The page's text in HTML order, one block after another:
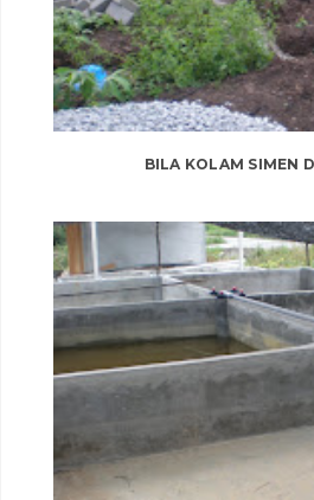
BILA KOLAM SIMEN